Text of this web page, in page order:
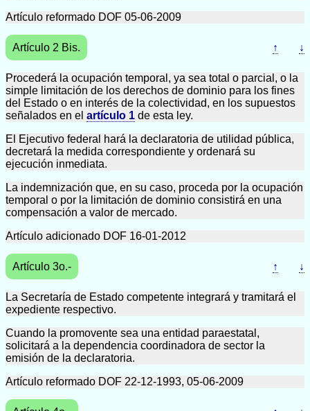
Artículo reformado DOF 05-06-2009
Artículo 2 Bis. ↑ ↓
Procederá la ocupación temporal, ya sea total o parcial, o la
simple limitación de los derechos de dominio para los fines
del Estado o en interés de la colectividad, en los supuestos
señalados en el artículo 1 de esta ley.
El Ejecutivo federal hará la declaratoria de utilidad pública,
decretará la medida correspondiente y ordenará su
ejecución inmediata.
La indemnización que, en su caso, proceda por la ocupación
temporal o por la limitación de dominio consistirá en una
compensación a valor de mercado.
Artículo adicionado DOF 16-01-2012
Artículo 3o.- ↑ ↓
La Secretaría de Estado competente integrará y tramitará el
expediente respectivo.
Cuando la promovente sea una entidad paraestatal,
solicitará a la dependencia coordinadora de sector la
emisión de la declaratoria.
Artículo reformado DOF 22-12-1993, 05-06-2009